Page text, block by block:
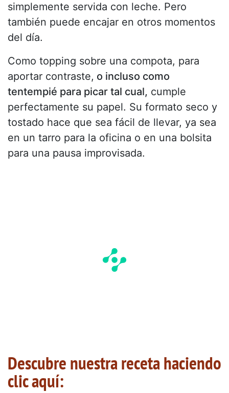
simplemente servida con leche. Pero
también puede encajar en otros momentos
del día.
Como topping sobre una compota, para
aportar contraste, o incluso como
tentempié para picar tal cual, cumple
perfectamente su papel. Su formato seco y
tostado hace que sea fácil de llevar, ya sea
en un tarro para la oficina o en una bolsita
para una pausa improvisada.
Descubre nuestra receta haciendo
clic aquí: